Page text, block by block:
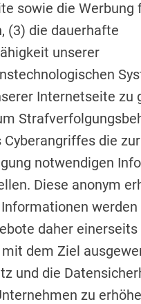
sowie die Werbung
(3) die dauerhafte
unserer
Internetseite zu
Cyberangriffes die zur
notwendigen
Diese anonym
werden
daher
dem Ziel
und die
zu